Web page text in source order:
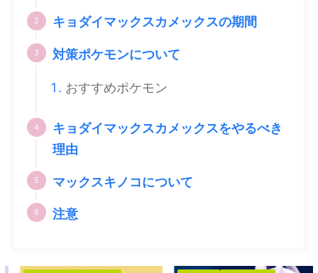
キョダイマックスカメックスの期間
対策ポケモンについて
おすすめポケモン
キョダイマックスカメックスをやるべき
理由
マックスキノコについて
注意